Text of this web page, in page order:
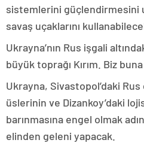
sistemlerini güçlendirmesini
savaş uçaklarını
Ukrayna’nın Rus işgali
büyük toprağı Kırım. Biz
Ukrayna, Sivastopol’daki Rus
üslerinin ve Dizankoy’daki
barınmasına engel olmak
elinden geleni yapacak.